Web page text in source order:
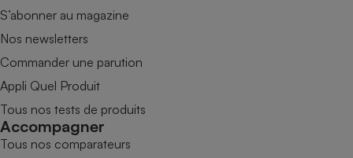
S’abonner au magazine
Nos newsletters
Commander une parution
Appli Quel Produit
Tous nos tests de produits
Accompagner
Tous nos comparateurs